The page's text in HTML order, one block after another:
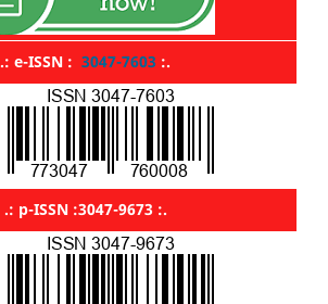
.: e-ISSN : 3047-7603 :.
.: p-ISSN :3047-9673 :.